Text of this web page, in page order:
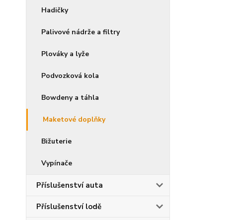
Hadičky
Palivové nádrže a filtry
Plováky a lyže
Podvozková kola
Bowdeny a táhla
Maketové doplňky
Bižuterie
Vypínače
Příslušenství auta
Příslušenství lodě